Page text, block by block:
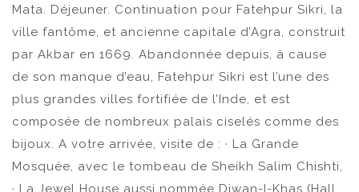
Mata. Déjeuner. Continuation pour Fatehpur Sikri, la
ville fantôme, et ancienne capitale d’Agra, construit
par Akbar en 1669. Abandonnée depuis, à cause
de son manque d’eau, Fatehpur Sikri est l’une des
plus grandes villes fortifiée de l’Inde, et est
composée de nombreux palais ciselés comme des
bijoux. A votre arrivée, visite de : · La Grande
Mosquée, avec le tombeau de Sheikh Salim Chishti,
· La Jewel House aussi nommée Diwan-I-Khas (Hall